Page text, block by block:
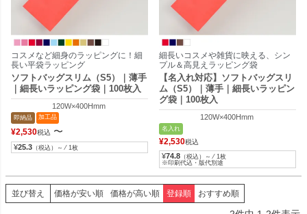
コスメなど細身のラッピングに！細
長い平袋ラッピング
ソフトバッグスリム（S5）｜薄手
｜細長いラッピング袋｜100枚入
120W×400Hmm
即納品 加工品
¥2,530税込 〜
¥25.3 （税込）～ ⁄ 1枚
細長いコスメや雑貨に映える、シン
プル＆高見えラッピング袋
【名入れ対応】ソフトバッグスリ
ム（S5）｜薄手｜細長いラッピン
グ袋｜100枚入
120W×400Hmm
名入れ
¥2,530税込
¥74.8 （税込）～ ⁄ 1枚
※印刷代込・版代別途
並び替え 価格が安い順 価格が高い順 登録順 おすすめ順